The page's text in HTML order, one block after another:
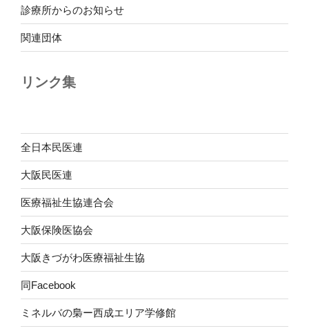
診療所からのお知らせ
関連団体
リンク集
全日本民医連
大阪民医連
医療福祉生協連合会
大阪保険医協会
大阪きづがわ医療福祉生協
同Facebook
ミネルバの梟ー西成エリア学修館